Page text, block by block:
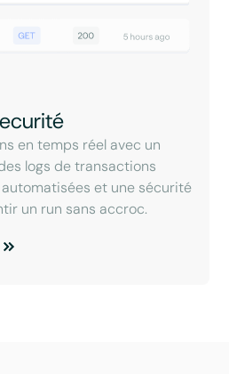
en temps réel avec un
logs de transactions
et une sécurité
un run sans accroc.